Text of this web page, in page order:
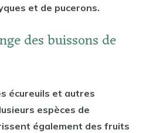
et de pucerons.
des buissons de
écureuils et autres
espèces de
également des fruits